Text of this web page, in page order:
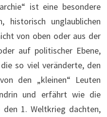
ist eine besondere
historisch unglaublichen
von oben oder aus der
auf politischer Ebene,
so viel veränderte, den
den „kleinen“ Leuten
und erfährt wie die
den 1. Weltkrieg dachten,